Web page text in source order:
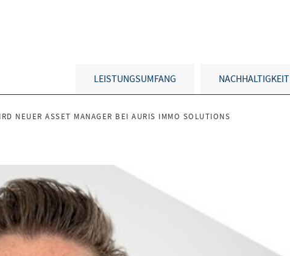
LEISTUNGSUMFANG NACHHALTIGKEIT
NEUER ASSET MANAGER BEI AURIS IMMO SOLUTIONS